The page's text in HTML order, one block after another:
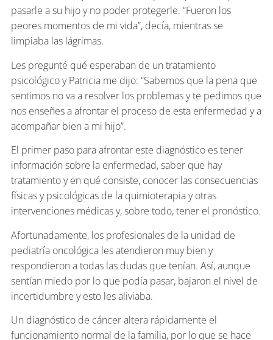
pasarle a su hijo y no poder protegerle. “Fueron los
peores momentos de mi vida”, decía, mientras se
limpiaba las lágrimas.
Les pregunté qué esperaban de un tratamiento
psicológico y Patricia me dijo: “Sabemos que la pena que
sentimos no va a resolver los problemas y te pedimos que
nos enseñes a afrontar el proceso de esta enfermedad y a
acompañar bien a mi hijo”.
El primer paso para afrontar este diagnóstico es tener
información sobre la enfermedad, saber que hay
tratamiento y en qué consiste, conocer las consecuencias
físicas y psicológicas de la quimioterapia y otras
intervenciones médicas y, sobre todo, tener el pronóstico.
Afortunadamente, los profesionales de la unidad de
pediatría oncológica les atendieron muy bien y
respondieron a todas las dudas que tenían. Así, aunque
sentían miedo por lo que podía pasar, bajaron el nivel de
incertidumbre y esto les aliviaba.
Un diagnóstico de cáncer altera rápidamente el
funcionamiento normal de la familia, por lo que se hace